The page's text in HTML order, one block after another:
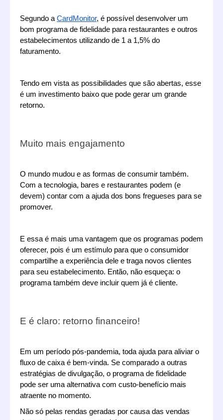
Segundo a CardMonitor, é possível desenvolver um
bom programa de fidelidade para restaurantes e outros
estabelecimentos utilizando de 1 a 1,5% do
faturamento.
Tendo em vista as possibilidades que são abertas, esse
é um investimento baixo que pode gerar um grande
retorno.
Muito mais engajamento
O mundo mudou e as formas de consumir também.
Com a tecnologia, bares e restaurantes podem (e
devem) contar com a ajuda dos bons fregueses para se
promover.
E essa é mais uma vantagem que os programas podem
oferecer, pois é um estímulo para que o consumidor
compartilhe a experiência dele e traga novos clientes
para seu estabelecimento. Então, não esqueça: o
programa também deve incluir quem já é cliente.
E é claro: retorno financeiro!
Em um período pós-pandemia, toda ajuda para aliviar o
fluxo de caixa é bem-vinda. Se comparado a outras
estratégias de divulgação, o programa de fidelidade
pode ser uma alternativa com custo-benefício mais
atraente no momento.
Não só pelas rendas geradas por causa das vendas